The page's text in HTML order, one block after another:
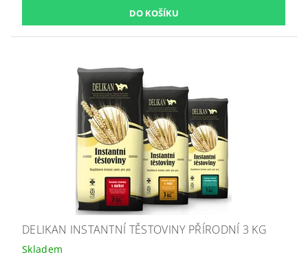
DELIKAN INSTANTNÍ TĚSTOVINY PŘÍRODNÍ 3 KG
Skladem